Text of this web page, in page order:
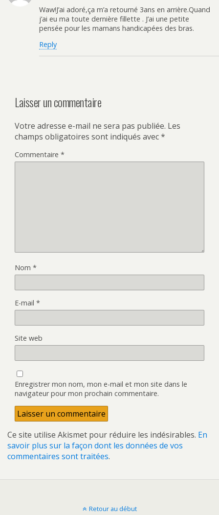
Waw!J’ai adoré,ça m’a retourné 3ans en arrière.Quand
j’ai eu ma toute dernière fillette . J’ai une petite
pensée pour les mamans handicapées des bras.
Reply
Laisser un commentaire
Votre adresse e-mail ne sera pas publiée. Les
champs obligatoires sont indiqués avec*
Commentaire *
Nom *
E-mail *
Site web
Enregistrer mon nom, mon e-mail et mon site dans le
navigateur pour mon prochain commentaire.
Ce site utilise Akismet pour réduire les indésirables. En
savoir plus sur la façon dont les données de vos
commentaires sont traitées.
Retour au début